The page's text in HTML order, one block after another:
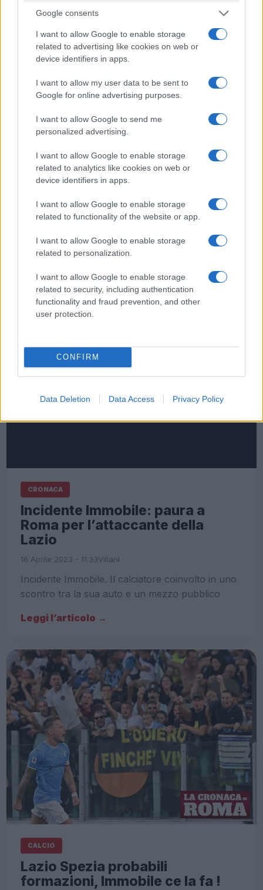
Google consents
I want to allow Google to enable storage
related to advertising like cookies on web or
device identifiers in apps.
I want to allow my user data to be sent to
Google for online advertising purposes.
I want to allow Google to send me
personalized advertising.
I want to allow Google to enable storage
related to analytics like cookies on web or
device identifiers in apps.
I want to allow Google to enable storage
related to functionality of the website or app.
I want to allow Google to enable storage
related to personalization.
I want to allow Google to enable storage
related to security, including authentication
functionality and fraud prevention, and other
user protection.
CONFIRM
Data Deletion Data Access Privacy Policy
Incidente Immobile, clamorosi sviluppi dalle
indagini delle forze dell'ordine
Leggi l’articolo →
CRONACA
Incidente Immobile: paura a
Roma per l’attaccante della
Lazio
16 Aprile 2023 - 11:33Villani
Incidente Immobile. Il calciatore coinvolto in uno
scontro tra la sua auto e un mezzo pubblico
Leggi l’articolo →
CALCIO
Lazio Spezia probabili
formazioni, Immobile ce la fa !